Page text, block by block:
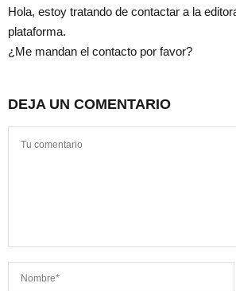
Hola, estoy tratando de contactar a la
plataforma.
¿Me mandan el contacto por favor?
DEJA UN COMENTARIO